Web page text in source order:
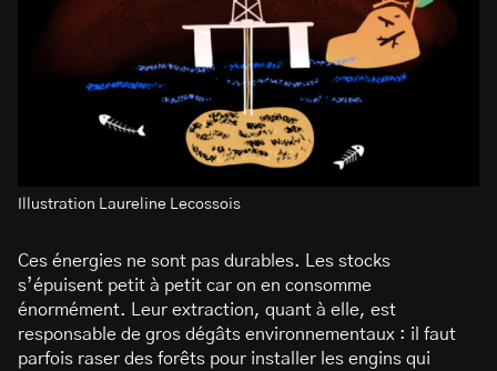
Illustration Laureline Lecossois
Ces énergies ne sont pas durables. Les stocks
s’épuisent petit à petit car on en consomme
énormément. Leur extraction, quant à elle, est
responsable de gros dégâts environnementaux : il faut
parfois raser des forêts pour installer les engins qui